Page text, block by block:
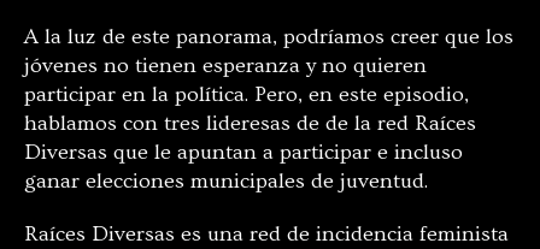
A la luz de este panorama, podríamos creer que los
jóvenes no tienen esperanza y no quieren
participar en la política. Pero, en este episodio,
hablamos con tres lideresas de de la red Raíces
Diversas que le apuntan a participar e incluso
ganar elecciones municipales de juventud.
Raíces Diversas es una red de incidencia feminista